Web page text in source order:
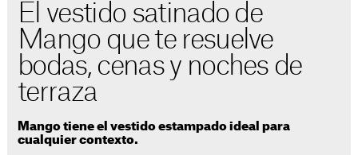
El vestido satinado de
Mango que te resuelve
bodas, cenas y noches de
terraza
Mango tiene el vestido estampado ideal para
cualquier contexto.